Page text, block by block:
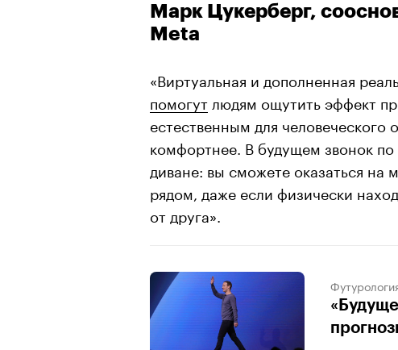
Марк Цукерберг,
Meta
«Виртуальная и дополненная
помогут людям ощутить эффект
естественным для
комфортнее. В будущем звонок
диване: вы сможете оказаться
рядом, даже если физически
от друга».